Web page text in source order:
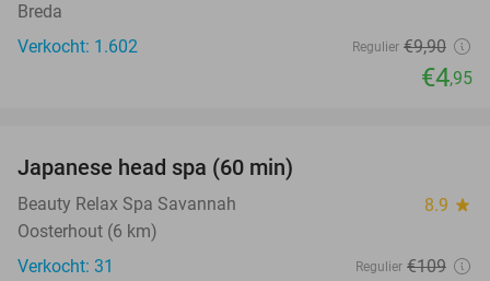
Breda
Verkocht: 1.602
Regulier €9,90
€4,95
Japanese head spa (60 min)
Beauty Relax Spa Savannah 8.9 star
Oosterhout (6 km)
Verkocht: 31
Regulier €109